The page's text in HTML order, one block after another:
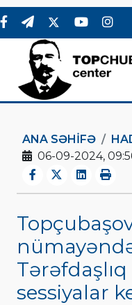
ANA SƏHIFƏ
06-09-2024,
sessiyalar